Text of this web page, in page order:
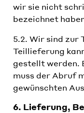
wir sie nicht
bezeichnet
5.2. Wir sind zur
Teillieferung
gestellt werden.
muss der Abruf
gewünschten
6. Lieferung,